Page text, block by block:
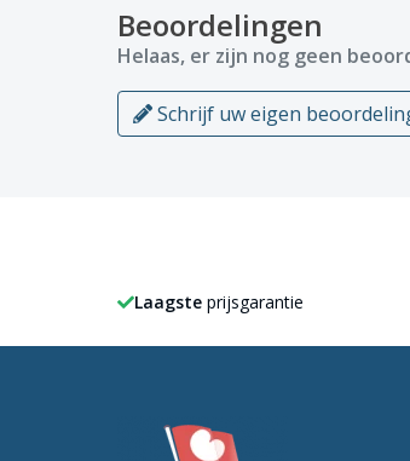
Beoordelingen
Helaas, er zijn nog geen
Schrijf uw eigen
Laagste prijsgarantie